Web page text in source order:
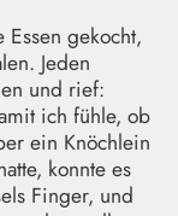
gekocht,
Jeden
und rief:
ich fühle, ob
ein Knöchlein
konnte es
Finger, und